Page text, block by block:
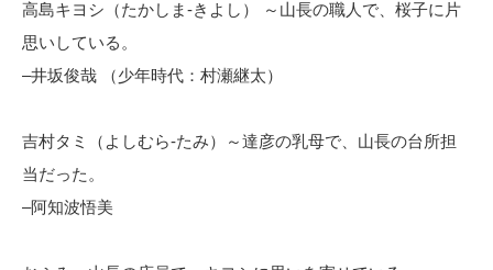
高島キヨシ（たかしま-きよし） ～山長の職人で、桜子に片
思いしている。
–井坂俊哉 （少年時代：村瀬継太）
吉村タミ（よしむら-たみ）～達彦の乳母で、山長の台所担
当だった。
–阿知波悟美